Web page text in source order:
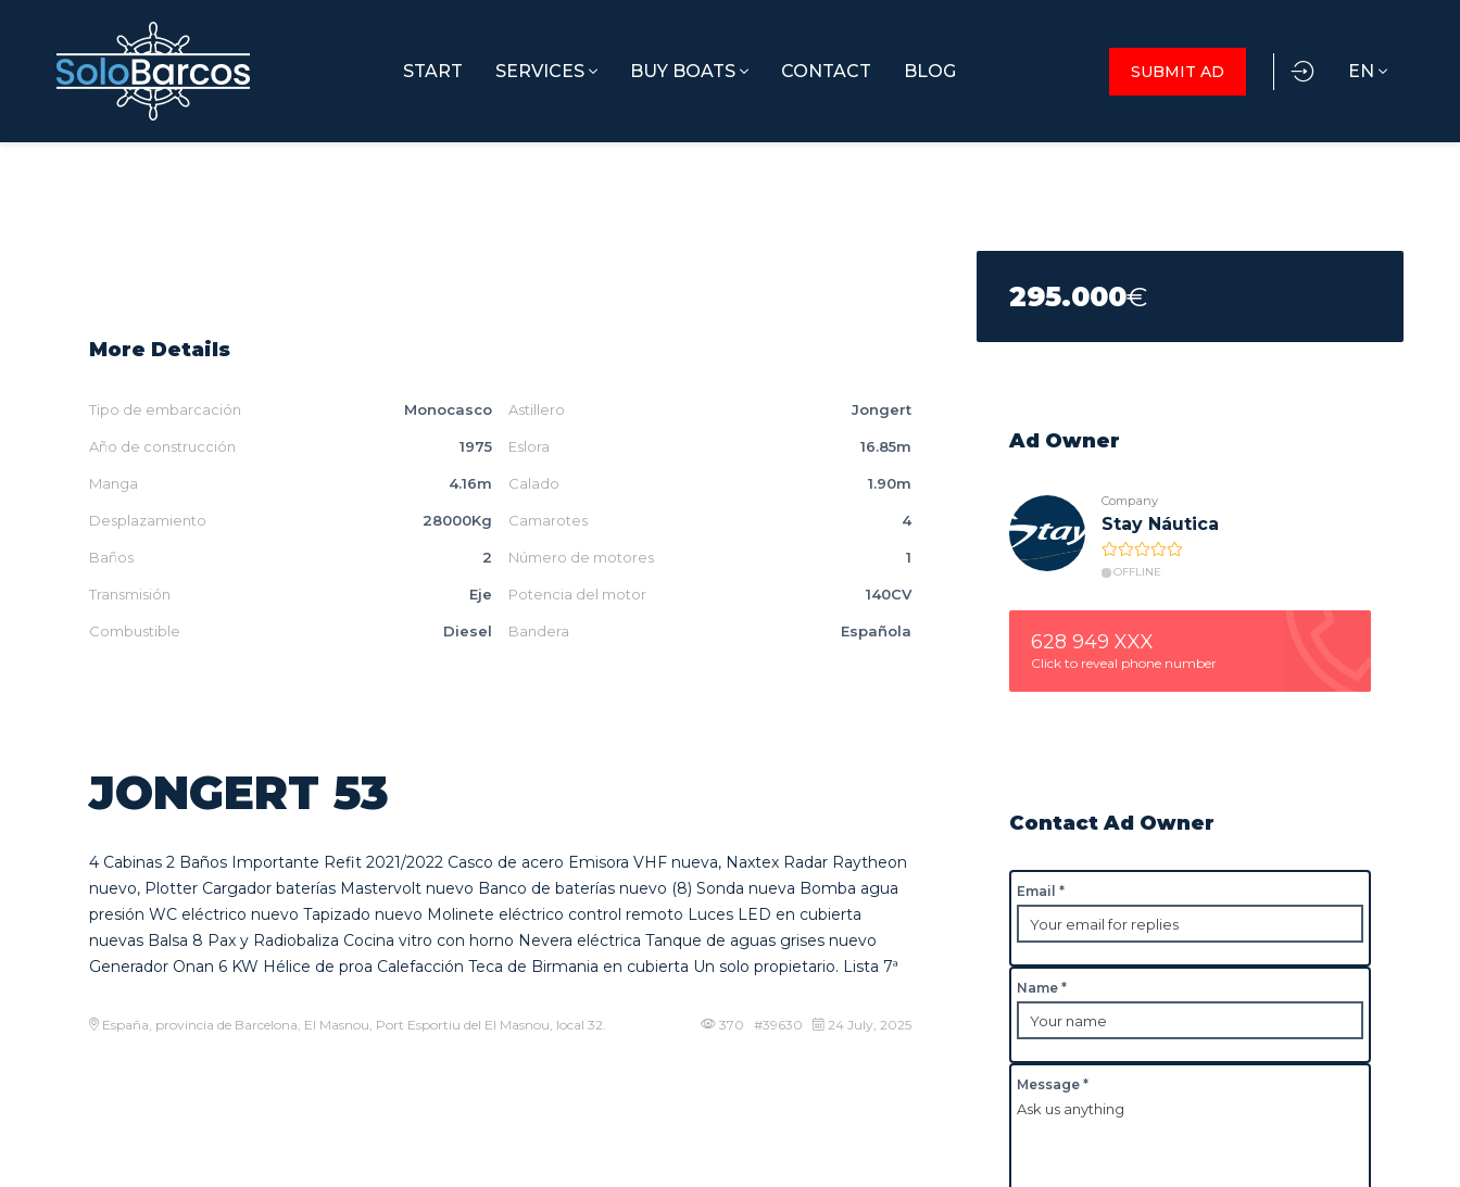
START SERVICES BUY BOATS CONTACT BLOG EN
SUBMIT AD
More Details
Tipo de embarcación Monocasco Astillero Jongert
Año de construcción 1975 Eslora 16.85m
Manga 4.16m Calado 1.90m
Desplazamiento 28000Kg Camarotes 4
Baños 2 Número de motores 1
Transmisión Eje Potencia del motor 140CV
Combustible Diesel Bandera Española
JONGERT 53
4 Cabinas 2 Baños Importante Refit 2021/2022 Casco de acero Emisora VHF nueva, Naxtex Radar Raytheon
nuevo, Plotter Cargador baterías Mastervolt nuevo Banco de baterías nuevo (8) Sonda nueva Bomba agua
presión WC eléctrico nuevo Tapizado nuevo Molinete eléctrico control remoto Luces LED en cubierta
nuevas Balsa 8 Pax y Radiobaliza Cocina vitro con horno Nevera eléctrica Tanque de aguas grises nuevo
Generador Onan 6 KW Hélice de proa Calefacción Teca de Birmania en cubierta Un solo propietario. Lista 7ª
España, provincia de Barcelona, El Masnou, Port Esportiu del El Masnou, local 32. 370 #39630 24 July, 2025
295.000€
Ad Owner
Company
Stay Náutica
OFFLINE
628 949 XXX
Click to reveal phone number
Contact Ad Owner
Email *
Name *
Message *